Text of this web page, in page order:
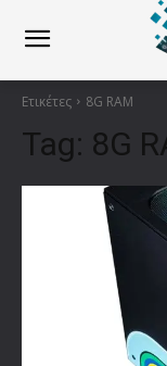
Ετικέτες 8G RAM
Tag: 8G